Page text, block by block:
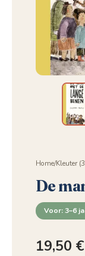
Home/Kleuter
De
Voor: 3–6
19,50 €